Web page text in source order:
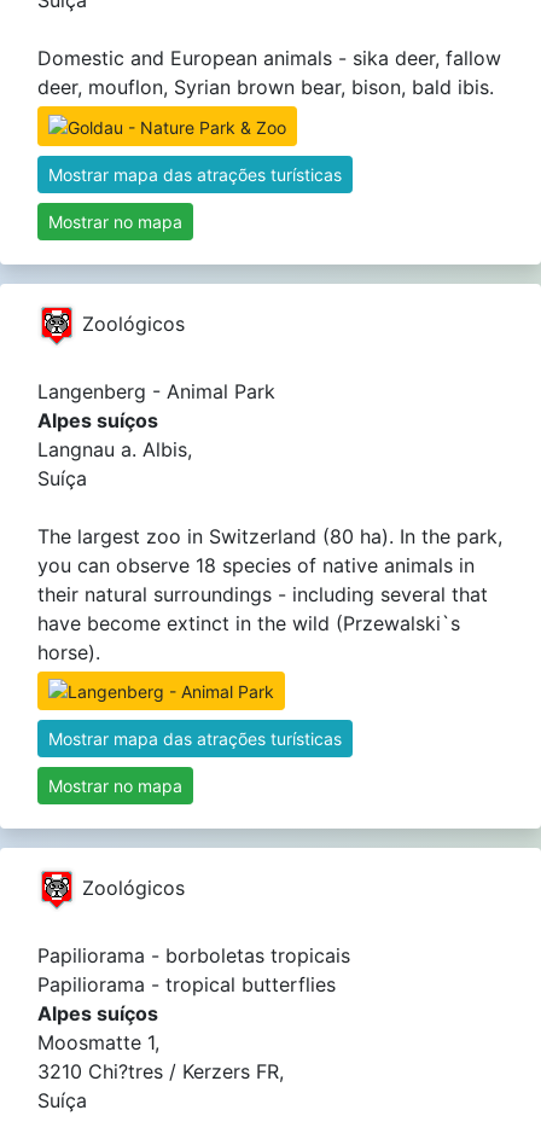
Domestic and European animals - sika deer, fallow
deer, mouflon, Syrian brown bear, bison, bald ibis.
Mostrar mapa das atrações turísticas
Mostrar no mapa
Zoológicos
Langenberg - Animal Park
Alpes suíços
Langnau a. Albis,
Suíça
The largest zoo in Switzerland (80 ha). In the park,
you can observe 18 species of native animals in
their natural surroundings - including several that
have become extinct in the wild (Przewalski`s
horse).
Mostrar mapa das atrações turísticas
Mostrar no mapa
Zoológicos
Papiliorama - borboletas tropicais
Papiliorama - tropical butterflies
Alpes suíços
Moosmatte 1,
3210 Chi?tres / Kerzers FR,
Suíça